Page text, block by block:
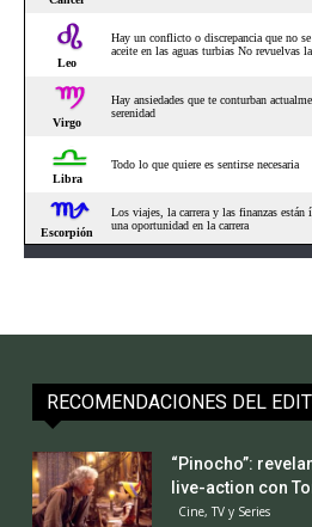
RECOMENDACIONES DEL
“Pinocho”:
live-action con
Cine, TV y Series